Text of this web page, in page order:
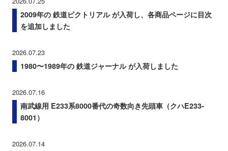
2009年の 鉄道ピクトリアル が入荷し、各商品ページに目次
を追加しました
2026.07.23
1980〜1989年の 鉄道ジャーナル が入荷しました
2026.07.16
南武線用 E233系8000番代の奇数向き先頭車（クハE233-
8001）
2026.07.14